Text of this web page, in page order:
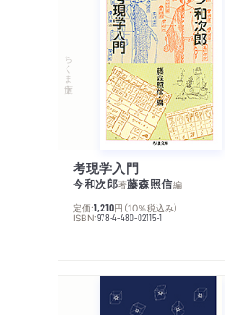
ちくま文庫
考現学入門
今和次郎著藤森照信編
定価:1,210円 （10％税込み）
ISBN:978-4-480-02115-1